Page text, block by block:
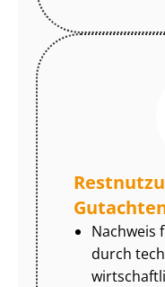
Nachweis
durch